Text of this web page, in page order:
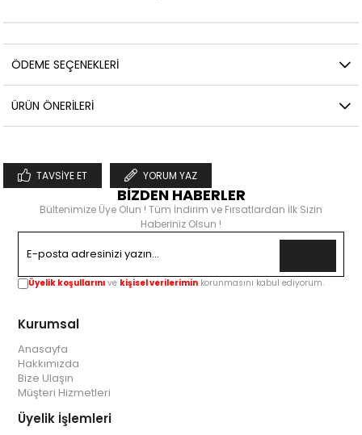
ÖDEME SEÇENEKLERI
ÜRÜN ÖNERILERI
TAVSIYE ET YORUM YAZ
BİZDEN HABERLER
Bültenimize Üye Olun ! Tüm İndirim ve Fırsatlardan İlk Sizin
Haberiniz Olsun !
Üyelik koşullarını ve kişisel verilerimin korunmasını kabul ediyorum.
Kurumsal
Anasayfa
Hakkımızda
Bize Ulaşın
Müşteri Hizmetleri
Üyelik İşlemleri